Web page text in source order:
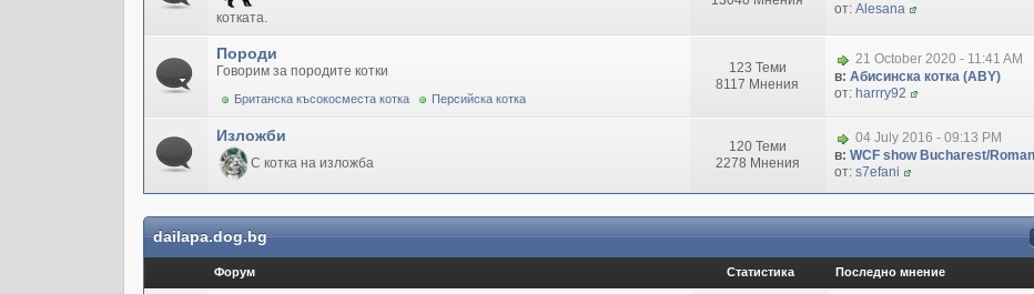
котката.
от: Alesana
Породи
Говорим за породите котки
Британска късокосместа котка Персийска котка
123 Теми
8117 Мнения
21 October 2020 - 11:41 AM
в: Абисинска котка (ABY)
от: harrry92
Изложби
С котка на изложба
120 Теми
2278 Мнения
04 July 2016 - 09:13 PM
в: WCF show Bucharest/
от: s7efani
dailapa.dog.bg
Форум Статистика Последно мнение